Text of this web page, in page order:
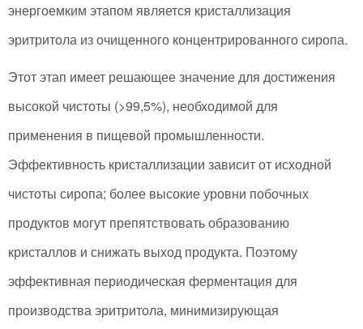
энергоемким этапом является кристаллизация
эритритола из очищенного концентрированного сиропа.
Этот этап имеет решающее значение для достижения
высокой чистоты (>99,5%), необходимой для
применения в пищевой промышленности.
Эффективность кристаллизации зависит от исходной
чистоты сиропа; более высокие уровни побочных
продуктов могут препятствовать образованию
кристаллов и снижать выход продукта. Поэтому
эффективная периодическая ферментация для
производства эритритола, минимизирующая